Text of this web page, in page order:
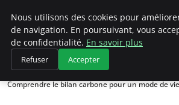
Accueil
Sustainable Living
Comprendre le bilan carbone pour un mode de
Nous utilisons des cookies pour
de navigation. En poursuivant, vous
de confidentialité. En savoir plus
Refuser Accepter